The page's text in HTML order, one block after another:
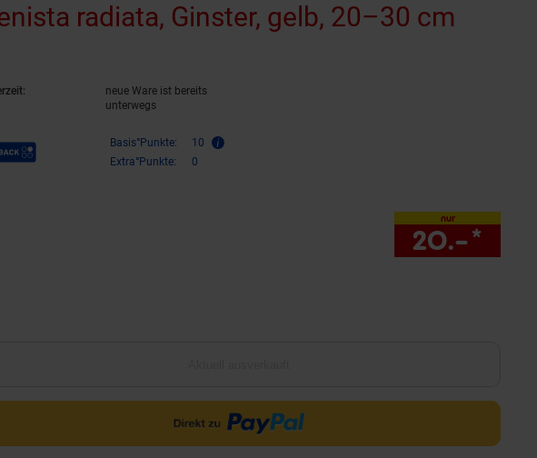
radiata, Ginster, gelb, 20–30 cm
neue Ware ist bereits
unterwegs
Punkte Basis°Punkte:
10
Extra°Punkte:
0
nur
20.–*